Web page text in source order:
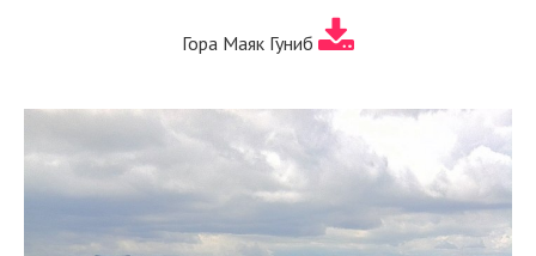
Гора Маяк Гуниб